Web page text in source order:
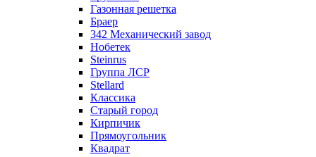
Газонная решетка
Браер
342 Механический завод
Нобетек
Steinrus
Группа ЛСР
Stellard
Классика
Старый город
Кирпичик
Прямоугольник
Квадрат